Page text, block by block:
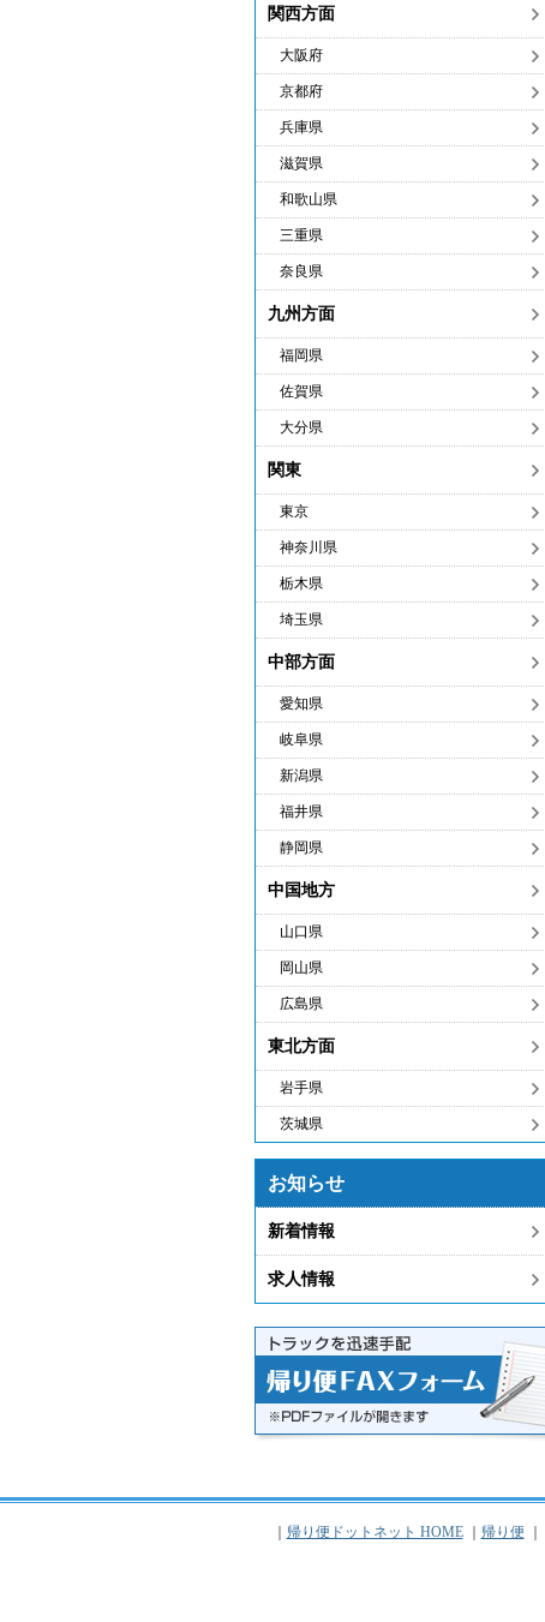
関西方面
大阪府
京都府
兵庫県
滋賀県
和歌山県
三重県
奈良県
九州方面
福岡県
佐賀県
大分県
関東
東京
神奈川県
栃木県
埼玉県
中部方面
愛知県
岐阜県
新潟県
福井県
静岡県
中国地方
山口県
岡山県
広島県
東北方面
岩手県
茨城県
お知らせ
新着情報
求人情報
帰り便ドットネット HOME｜ 帰り便